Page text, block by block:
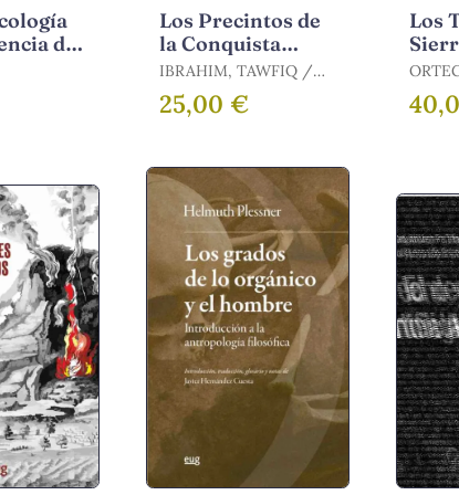
de
Los Precintos de
la Conquista
Omeya y la
Formación de Al-
Ándalus (711-756)
IBRAHIM, TAWFIQ /
SÉNAC, PHILIPPE
25,00 €
Los
Día
JOSÉ